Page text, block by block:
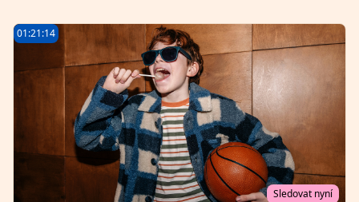
01:21:14
Sledovat nyní